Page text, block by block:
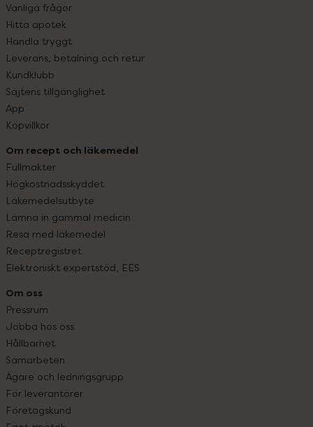
Vanliga frågor
Hitta apotek
Handla tryggt
Leverans, betalning och retur
Kundklubb
Sajtens tillgänglighet
App
Köpvillkor
Om recept och läkemedel
Fullmakter
Högkostnadsskyddet
Läkemedelsutbyte
Lämna in gammal medicin
Resa med läkemedel
Receptregistret
Elektroniskt expertstöd, EES
Om oss
Pressrum
Jobba hos oss
Hållbarhet
Samarbeten
Ägare och ledningsgrupp
För leverantörer
Företagskund